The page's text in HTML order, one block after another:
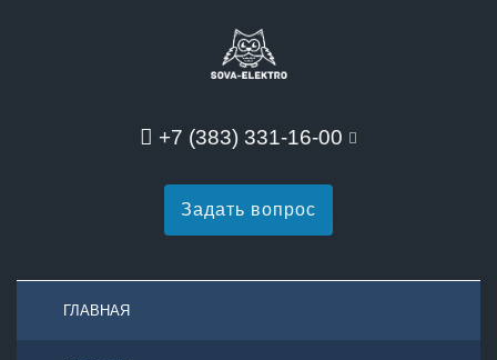
+7 (383) 331-16-00
Задать вопрос
ГЛАВНАЯ